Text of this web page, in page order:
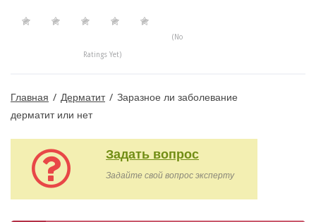
(No
Ratings Yet)
Главная / Дерматит / Заразное ли заболевание
дерматит или нет
Задать вопрос
Задайте свой вопрос эксперту